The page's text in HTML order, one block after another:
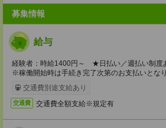
募集情報
給与
経験者：時給1400円～ ★日払い／週払い制度
※稼働開始時は手続き完了次第のお支払いとなり
交通費別途支給あり
交通費 交通費全額支給※規定有